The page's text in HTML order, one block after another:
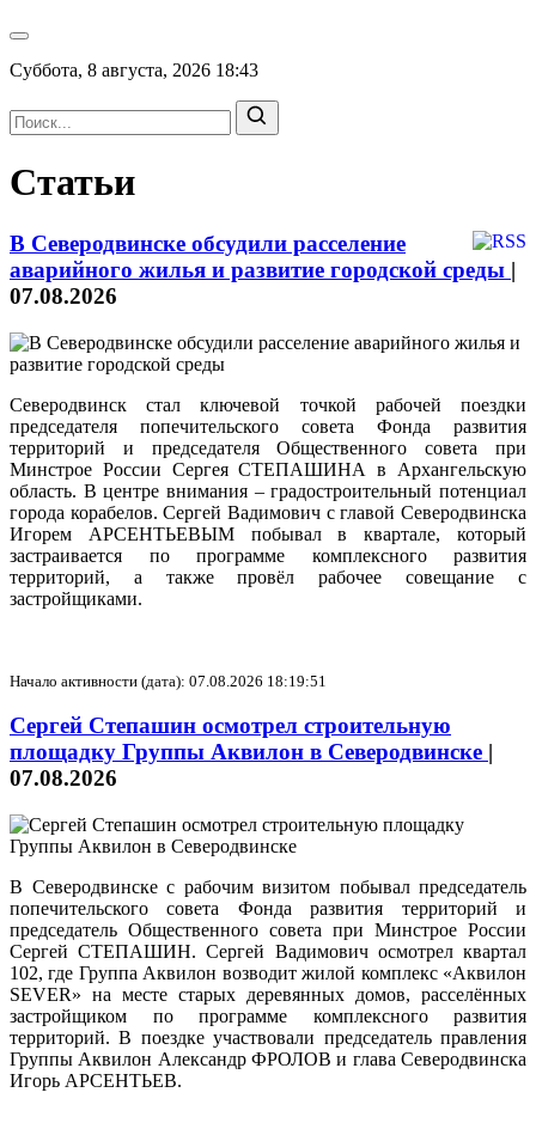
Суббота, 8 августа, 2026 18:43
Статьи
В Северодвинске обсудили расселение
аварийного жилья и развитие городской среды |
07.08.2026
Северодвинск стал ключевой точкой рабочей поездки
председателя попечительского совета Фонда развития
территорий и председателя Общественного совета при
Минстрое России Сергея СТЕПАШИНА в Архангельскую
область. В центре внимания – градостроительный потенциал
города корабелов. Сергей Вадимович с главой Северодвинска
Игорем АРСЕНТЬЕВЫМ побывал в квартале, который
застраивается по программе комплексного развития
территорий, а также провёл рабочее совещание с
застройщиками.
Начало активности (дата): 07.08.2026 18:19:51
Сергей Степашин осмотрел строительную
площадку Группы Аквилон в Северодвинске |
07.08.2026
В Северодвинске с рабочим визитом побывал председатель
попечительского совета Фонда развития территорий и
председатель Общественного совета при Минстрое России
Сергей СТЕПАШИН. Сергей Вадимович осмотрел квартал
102, где Группа Аквилон возводит жилой комплекс «Аквилон
SEVER» на месте старых деревянных домов, расселённых
застройщиком по программе комплексного развития
территорий. В поездке участвовали председатель правления
Группы Аквилон Александр ФРОЛОВ и глава Северодвинска
Игорь АРСЕНТЬЕВ.